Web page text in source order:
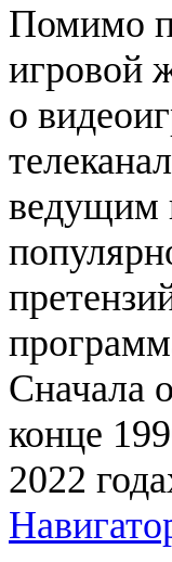
Помимо
игровой
о
ведущим
Сначала
конце
2022